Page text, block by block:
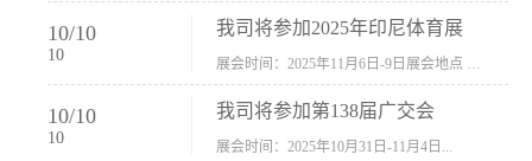
10/10
10
我司将参加2025年印尼体育展
10/10
10
我司将参加第138届广交会
展会时间：2025年10月31日-11月4日...